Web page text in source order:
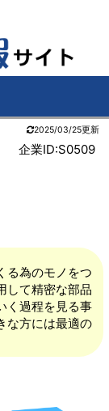
2025/03/25更新
企業ID:S0509
る為のモノをつ
して精密な部品
く過程を見る事
な方には最適の